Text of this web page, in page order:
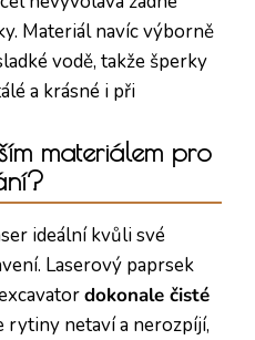
Materiál navíc výborně
vodě, takže šperky
a krásné i při
materiálem pro
ideální kvůli své
Laserový paprsek
dokonale čisté
rytiny netaví a nerozpíjí,